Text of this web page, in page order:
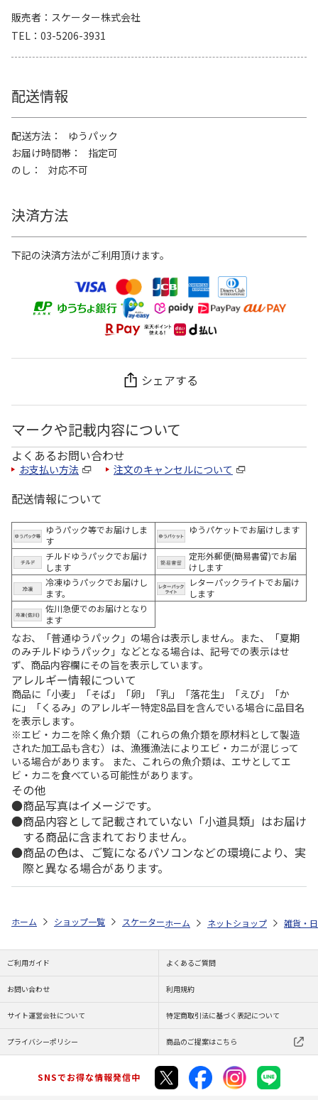
販売者
スケーター株式会社
TEL
03-5206-3931
配送情報
配送方法
ゆうパック
お届け時間帯
指定可
のし
対応不可
決済方法
下記の決済方法がご利用頂けます。
シェアする
マークや記載内容について
よくあるお問い合わせ
お支払い方法 注文のキャンセルについて
配送情報について
ゆうパック等でお届けしま
す
ゆうパケットでお届けします
チルドゆうパックでお届け
します
定形外郵便(簡易書留)でお届
けします
冷凍ゆうパックでお届けし
ます。
レターパックライトでお届け
します
佐川急便でのお届けとなり
ます
なお、「普通ゆうパック」の場合は表示しません。また、「夏期
のみチルドゆうパック」などとなる場合は、記号での表示はせ
ず、商品内容欄にその旨を表示しています。
アレルギー情報について
商品に「小麦」「そば」「卵」「乳」「落花生」「えび」「か
に」「くるみ」のアレルギー特定8品目を含んでいる場合に品目名
を表示します。
※エビ・カニを除く魚介類（これらの魚介類を原材料として製造
された加工品も含む）は、漁獲漁法によりエビ・カニが混じって
いる場合があります。 また、これらの魚介類は、エサとしてエ
ビ・カニを食べている可能性があります。
その他
商品写真はイメージです。
商品内容として記載されていない「小道具類」はお届け
する商品に含まれておりません。
商品の色は、ご覧になるパソコンなどの環境により、実
際と異なる場合があります。
ホーム ショップ一覧 スケーター 抗菌食洗機対応スライド箸＆箸箱
ホーム ネットショップ 雑貨・
ご利用ガイド よくあるご質問
お問い合わせ 利用規約
サイト運営会社について 特定商取引法に基づく表記について
プライバシーポリシー 商品のご提案はこちら
SNSでお得な情報発信中